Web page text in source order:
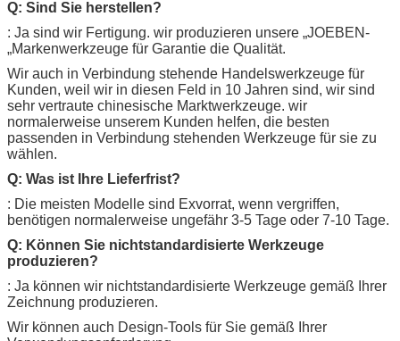
Q: Sind Sie herstellen?
: Ja sind wir Fertigung. wir produzieren unsere „JOEBEN-
„Markenwerkzeuge für Garantie die Qualität.
Wir auch in Verbindung stehende Handelswerkzeuge für
Kunden, weil wir in diesen Feld in 10 Jahren sind, wir sind
sehr vertraute chinesische Marktwerkzeuge. wir
normalerweise unserem Kunden helfen, die besten
passenden in Verbindung stehenden Werkzeuge für sie zu
wählen.
Q: Was ist Ihre Lieferfrist?
: Die meisten Modelle sind Exvorrat, wenn vergriffen,
benötigen normalerweise ungefähr 3-5 Tage oder 7-10 Tage.
Q: Können Sie nichtstandardisierte Werkzeuge
produzieren?
: Ja können wir nichtstandardisierte Werkzeuge gemäß Ihrer
Zeichnung produzieren.
Wir können auch Design-Tools für Sie gemäß Ihrer